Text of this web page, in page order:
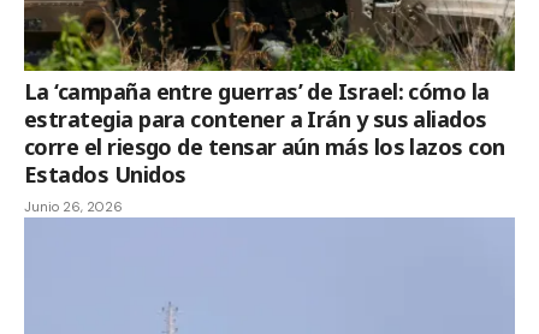
La ‘campaña entre guerras’ de Israel: cómo la
estrategia para contener a Irán y sus aliados
corre el riesgo de tensar aún más los lazos con
Estados Unidos
Junio 26, 2026